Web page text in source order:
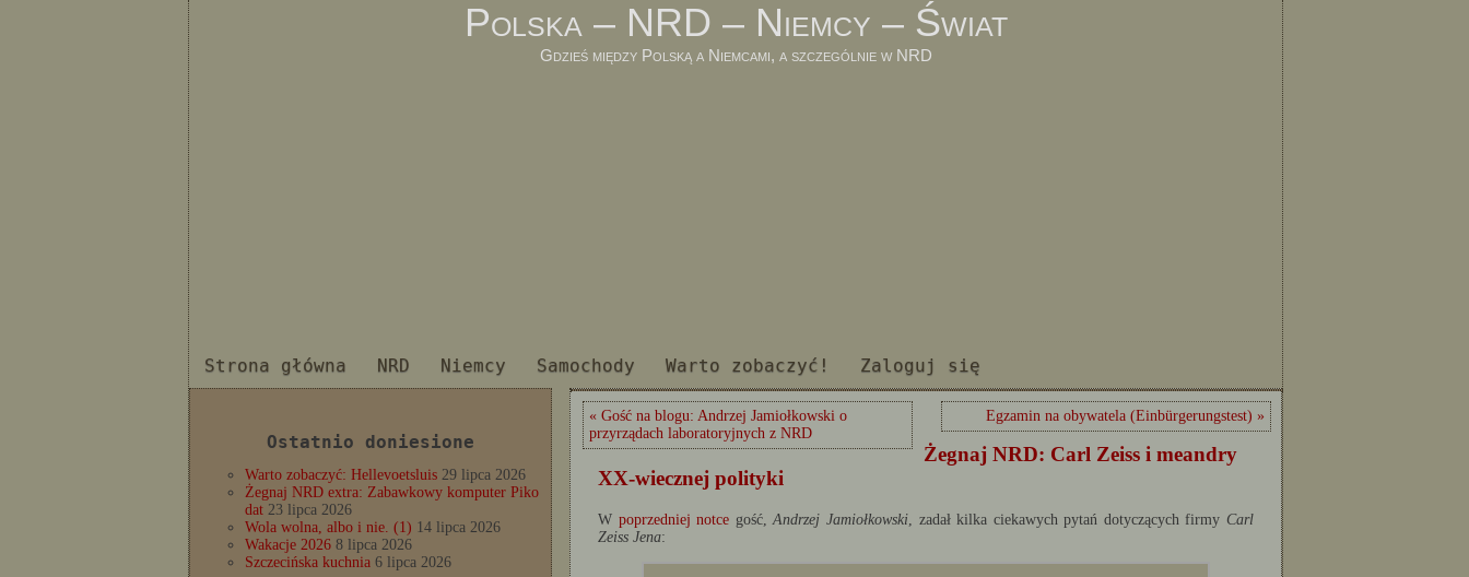
Polska – NRD – Niemcy – Świat
Gdzieś między Polską a Niemcami, a szczególnie w NRD
Strona główna NRD Niemcy Samochody Warto zobaczyć! Zaloguj się
Ostatnio doniesione
Warto zobaczyć: Hellevoetsluis 29 lipca 2026
Żegnaj NRD extra: Zabawkowy komputer Piko
dat 23 lipca 2026
Wola wolna, albo i nie. (1) 14 lipca 2026
Wakacje 2026 8 lipca 2026
Szczecińska kuchnia 6 lipca 2026
« Gość na blogu: Andrzej Jamiołkowski o
przyrządach laboratoryjnych z NRD
Egzamin na obywatela (Einbürgerungstest) »
Żegnaj NRD: Carl Zeiss i meandry
XX-wiecznej polityki
W poprzedniej notce gość,Andrzej Jamiołkowski, zadał kilka ciekawych pytań dotyczących firmy Carl
Zeiss Jena: